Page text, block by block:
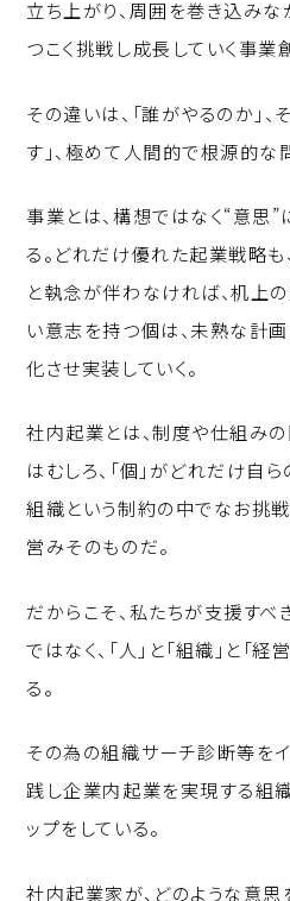
立ち上がり、周囲を巻き込み
つこく挑戦し成長していく事業
その違いは、「誰がやるのか」
す」、極めて人間的で根源的な
事業とは、構想ではなく“意思
る。どれだけ優れた起業戦略
と執念が伴わなければ、机上
い意志を持つ個は、未熟な計
化させ実装していく。
社内起業とは、制度や仕組み
はむしろ、「個」がどれだけ自
組織という制約の中でなお挑
営みそのものだ。
だからこそ、私たちが支援すべ
ではなく、「人」と「組織」と「
る。
その為の組織サーチ診断等を
践し企業内起業を実現する組
ップをしている。
社内起業家が、どのような意思